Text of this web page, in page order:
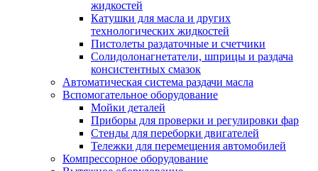
жидкостей
Катушки для масла и других
технологических жидкостей
Пистолеты раздаточные и счетчики
Солидолонагнетатели, шприцы и раздача
консистентных смазок
Автоматическая система раздачи масла
Вспомогательное оборудование
Мойки деталей
Приборы для проверки и регулировки фар
Стенды для переборки двигателей
Тележки для перемещения автомобилей
Компрессорное оборудование